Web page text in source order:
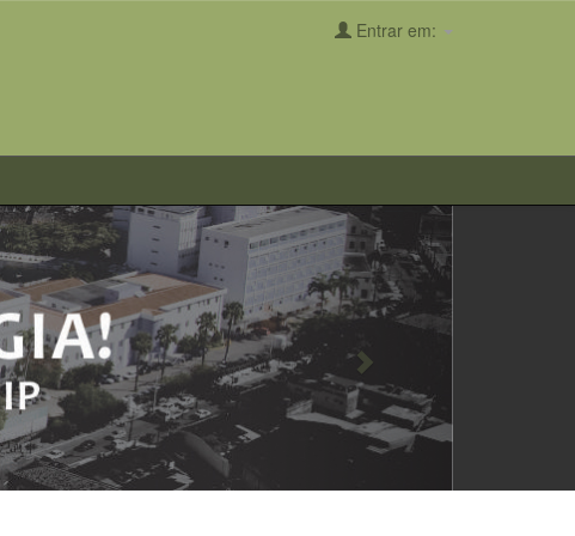
Entrar em:
Next